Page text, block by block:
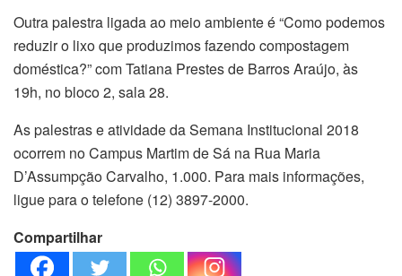
Outra palestra ligada ao meio ambiente é “Como podemos
reduzir o lixo que produzimos fazendo compostagem
doméstica?” com Tatiana Prestes de Barros Araújo, às
19h, no bloco 2, sala 28.
As palestras e atividade da Semana Institucional 2018
ocorrem no Campus Martim de Sá na Rua Maria
D’Assumpção Carvalho, 1.000. Para mais informações,
ligue para o telefone (12) 3897-2000.
Compartilhar